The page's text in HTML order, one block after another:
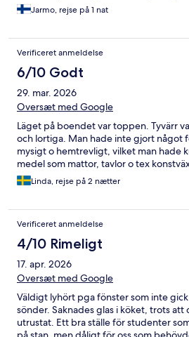
Jarmo, rejse på 1 nat
Verificeret anmeldelse
6/10 Godt
29. mar. 2026
Oversæt med Google
Läget på boendet var toppen. Tyvärr
och lortiga. Man hade inte gjort något
mysigt o hemtrevligt, vilket man hade
medel som mattor, tavlor o tex
Linda, rejse på 2 nætter
Verificeret anmeldelse
4/10 Rimeligt
17. apr. 2026
Oversæt med Google
Väldigt lyhört pga fönster som inte
sönder. Saknades glas i köket, trots att
utrustat. Ett bra ställe för studenter